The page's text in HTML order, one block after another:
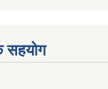
सहयोग